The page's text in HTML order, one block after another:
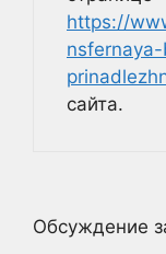
https://
сайта.
Обсуждение